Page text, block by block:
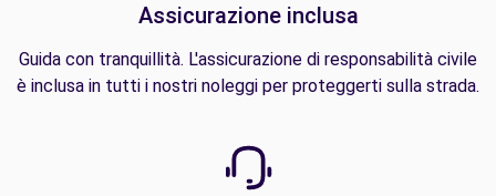
Assicurazione inclusa
Guida con tranquillità. L'assicurazione di responsabilità civile
è inclusa in tutti i nostri noleggi per proteggerti sulla strada.